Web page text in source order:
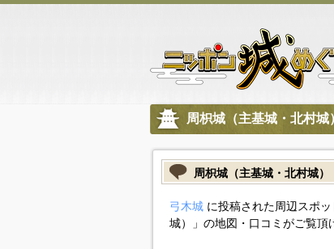
周枳城（主基城・北村城
周枳城（主基城・北村城）
弓木城に投稿された周辺スポッ
城）」の地図・口コミがご覧頂